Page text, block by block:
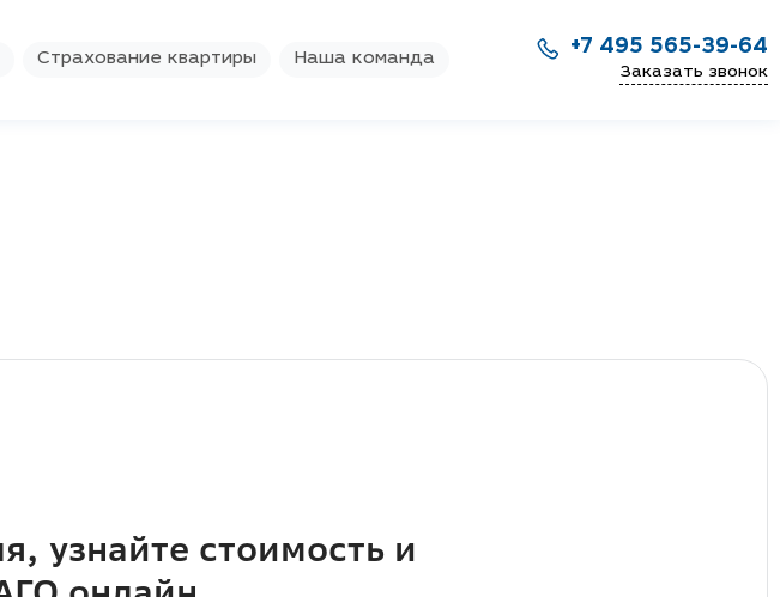
Страхование квартиры Наша команда
+7 495 565-39-64
Заказать звонок